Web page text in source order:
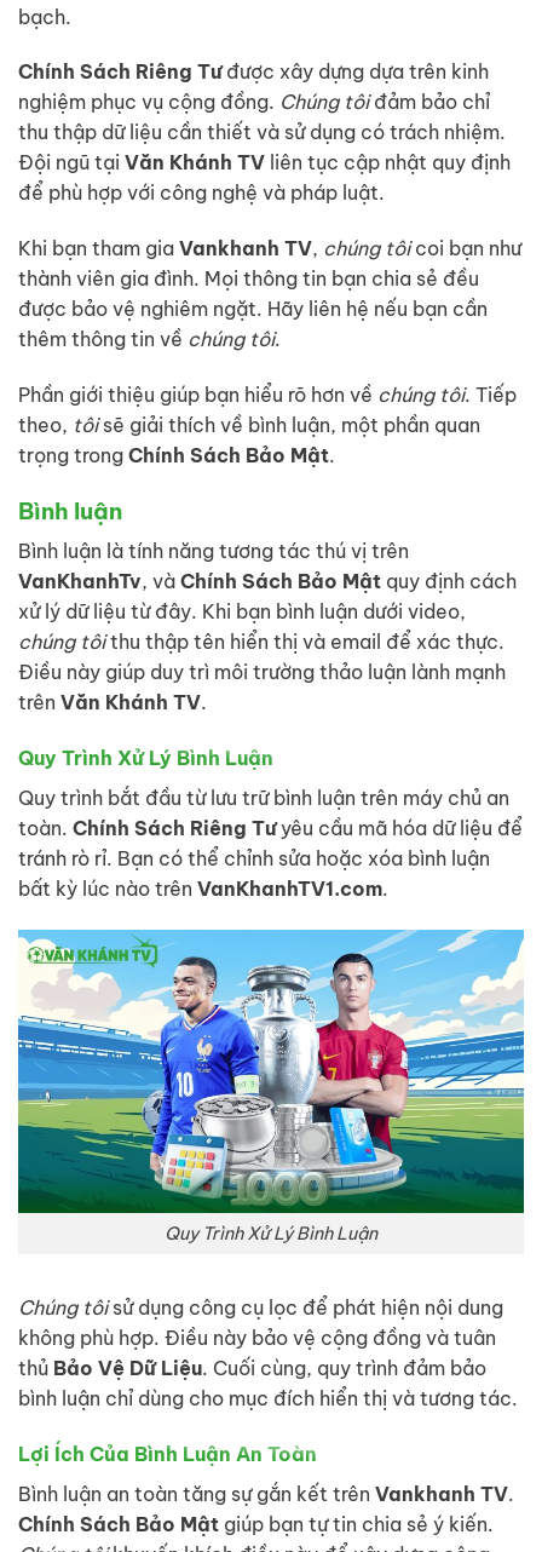
bạch.
Chính Sách Riêng Tưđược xây dựng dựa trên kinh
nghiệm phục vụ cộng đồng. Chúng tôiđảm bảo chỉ
thu thập dữ liệu cần thiết và sử dụng có trách nhiệm.
Đội ngũ tại Văn Khánh TV liên tục cập nhật quy định
để phù hợp với công nghệ và pháp luật.
Khi bạn tham gia Vankhanh TV, chúng tôicoi bạn như
thành viên gia đình. Mọi thông tin bạn chia sẻ đều
được bảo vệ nghiêm ngặt. Hãy liên hệ nếu bạn cần
thêm thông tin về chúng tôi.
Phần giới thiệu giúp bạn hiểu rõ hơn về chúng tôi. Tiếp
theo, tôisẽ giải thích về bình luận, một phần quan
trọng trong Chính Sách Bảo Mật.
Bình luận
Bình luận là tính năng tương tác thú vị trên
VanKhanhTv, và Chính Sách Bảo Mật quy định cách
xử lý dữ liệu từ đây. Khi bạn bình luận dưới video,
chúng tôithu thập tên hiển thị và email để xác thực.
Điều này giúp duy trì môi trường thảo luận lành mạnh
trên Văn Khánh TV.
Quy Trình Xử Lý Bình Luận
Quy trình bắt đầu từ lưu trữ bình luận trên máy chủ an
toàn. Chính Sách Riêng Tưyêu cầu mã hóa dữ liệu để
tránh rò rỉ. Bạn có thể chỉnh sửa hoặc xóa bình luận
bất kỳ lúc nào trên VanKhanhTV1.com.
Quy Trình Xử Lý Bình Luận
Chúng tôisử dụng công cụ lọc để phát hiện nội dung
không phù hợp. Điều này bảo vệ cộng đồng và tuân
thủ Bảo Vệ Dữ Liệu. Cuối cùng, quy trình đảm bảo
bình luận chỉ dùng cho mục đích hiển thị và tương tác.
Lợi Ích Của Bình Luận An Toàn
Bình luận an toàn tăng sự gắn kết trên Vankhanh TV.
Chính Sách Bảo Mật giúp bạn tự tin chia sẻ ý kiến.